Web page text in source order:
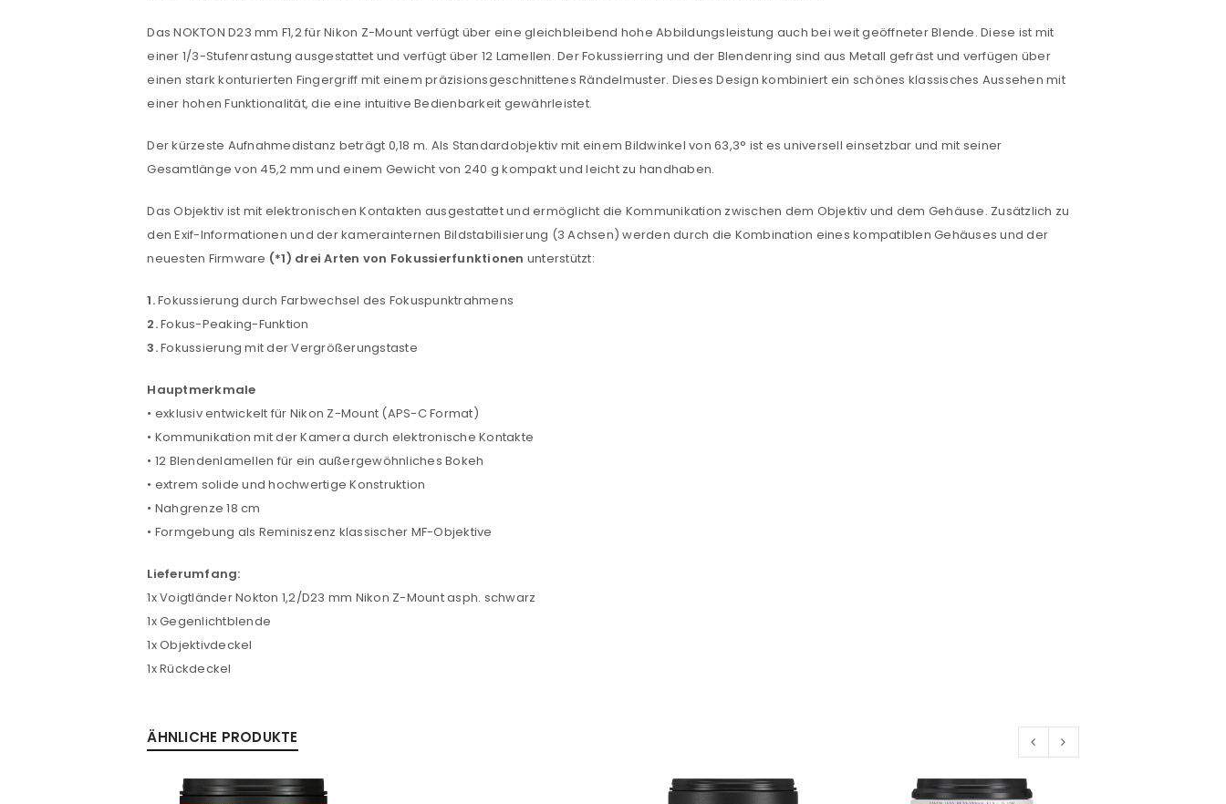
ANMELDEN
Benutzername oder E-Mail-Adresse*
Passwort*
Anmeldeformular geschützt durch
WP Captcha
Angemeldet bleiben
ANMELDEN
PASSWORT VERGESSEN?
REGISTRIEREN
Das NOKTON D23 mm F1,2 für Nikon Z-Mount verfügt über eine gleichbleibend hohe Abbildungsleistung auch bei weit geöffneter Blende. Diese ist mit
einer 1/3-Stufenrastung ausgestattet und verfügt über 12 Lamellen. Der Fokussierring und der Blendenring sind aus Metall gefräst und verfügen über
einen stark konturierten Fingergriff mit einem präzisionsgeschnittenes Rändelmuster. Dieses Design kombiniert ein schönes klassisches Aussehen mit
einer hohen Funktionalität, die eine intuitive Bedienbarkeit gewährleistet.
Der kürzeste Aufnahmedistanz beträgt 0,18 m. Als Standardobjektiv mit einem Bildwinkel von 63,3° ist es universell einsetzbar und mit seiner
Gesamtlänge von 45,2 mm und einem Gewicht von 240 g kompakt und leicht zu handhaben.
Das Objektiv ist mit elektronischen Kontakten ausgestattet und ermöglicht die Kommunikation zwischen dem Objektiv und dem Gehäuse. Zusätzlich zu
den Exif-Informationen und der kamerainternen Bildstabilisierung (3 Achsen) werden durch die Kombination eines kompatiblen Gehäuses und der
neuesten Firmware (*1) drei Arten von Fokussierfunktionen unterstützt:
1.Fokussierung durch Farbwechsel des Fokuspunktrahmens
2.Fokus-Peaking-Funktion
3.Fokussierung mit der Vergrößerungstaste
Hauptmerkmale
• exklusiv entwickelt für Nikon Z-Mount (APS-C Format)
• Kommunikation mit der Kamera durch elektronische Kontakte
• 12 Blendenlamellen für ein außergewöhnliches Bokeh
• extrem solide und hochwertige Konstruktion
• Nahgrenze 18 cm
• Formgebung als Reminiszenz klassischer MF-Objektive
Lieferumfang:
1x Voigtländer Nokton 1,2/D23 mm Nikon Z-Mount asph. schwarz
1x Gegenlichtblende
1x Objektivdeckel
1x Rückdeckel
ÄHNLICHE PRODUKTE